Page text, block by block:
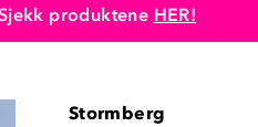
produktene HER!
Stormberg